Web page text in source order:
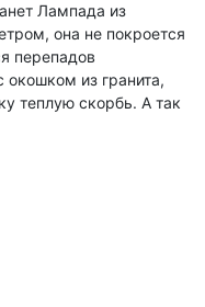
Лампада из
она не покроется
перепадов
окошком из гранита,
теплую скорбь. А так